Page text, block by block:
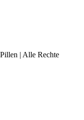
| Alle Rechte